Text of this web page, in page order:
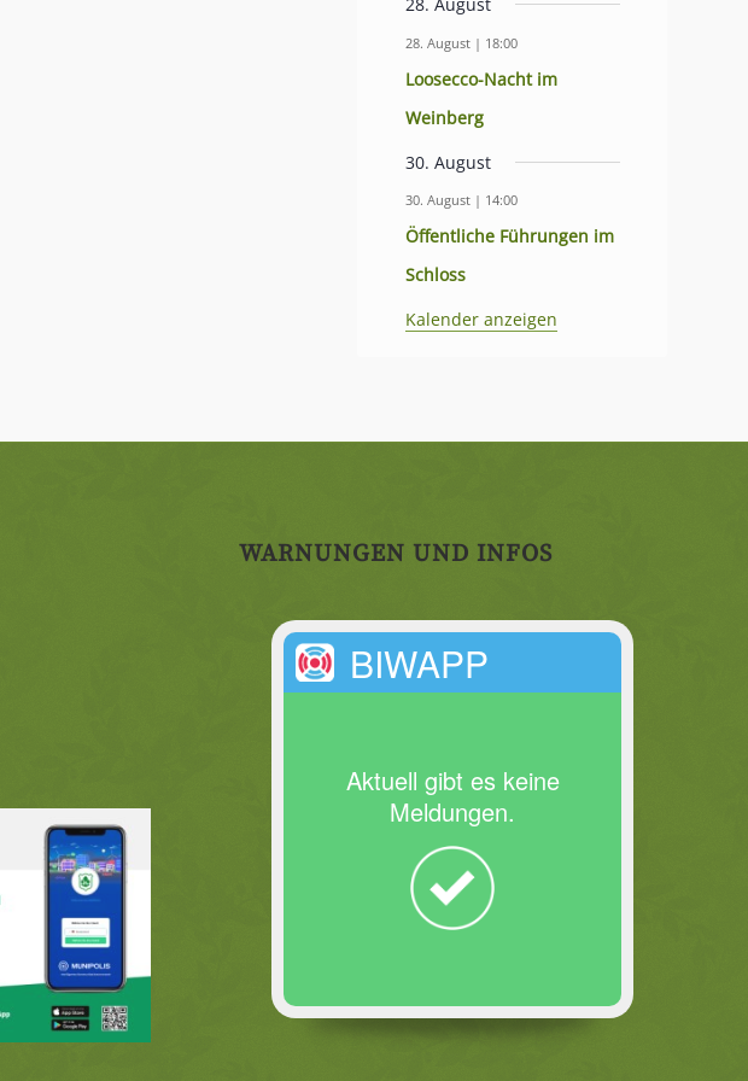
28. August | 18:00
Loosecco-Nacht im
Weinberg
30. August
30. August | 14:00
Öffentliche Führungen im
Schloss
Kalender anzeigen
WARNUNGEN UND INFOS
BIWAPP
Aktuell gibt es keine
Meldungen.